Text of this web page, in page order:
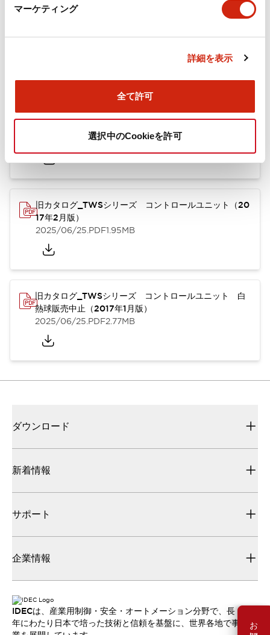
マーケティング
詳細を表示
全て許可
選択中のCookieを許可
版）（日本語）
TWSシリーズ コントロールユニット（2025年6月
.PDF1.30MB
旧カタログ_TWSシリーズ コントロールユニット（20
17年2月版）
2025/06/25.PDF1.95MB
旧カタログ_TWSシリーズ コントロールユニット 白
熱球販売中止（2017年1月版）
2025/06/25.PDF2.77MB
ダウンロード
新着情報
サポート
企業情報
IDECは、産業用制御・安全・オートメーション分野で、長
年にわたり日本で培った技術と信頼を基盤に、世界各地で事